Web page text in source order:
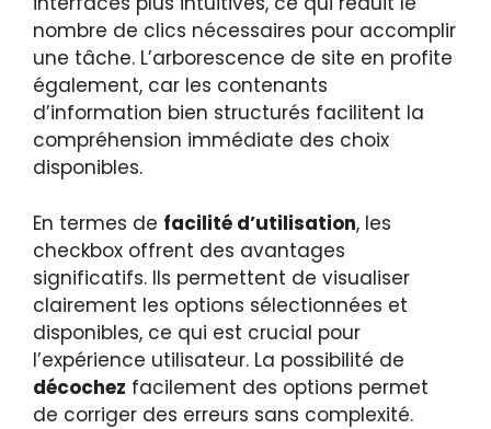
nombre de clics nécessaires pour accomplir
une tâche. L’arborescence de site en profite
également, car les contenants
d’information bien structurés facilitent la
compréhension immédiate des choix
disponibles.
En termes de facilité d’utilisation, les
checkbox offrent des avantages
significatifs. Ils permettent de visualiser
clairement les options sélectionnées et
disponibles, ce qui est crucial pour
l’expérience utilisateur. La possibilité de
décochez facilement des options permet
de corriger des erreurs sans complexité.